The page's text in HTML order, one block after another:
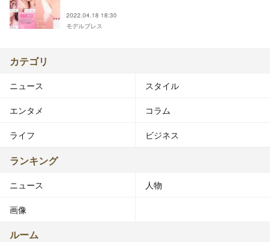
princess～＞
2022.04.18 18:30
モデルプレス
カテゴリ
ニュース スタイル
エンタメ コラム
ライフ ビジネス
ランキング
ニュース 人物
画像
ルーム